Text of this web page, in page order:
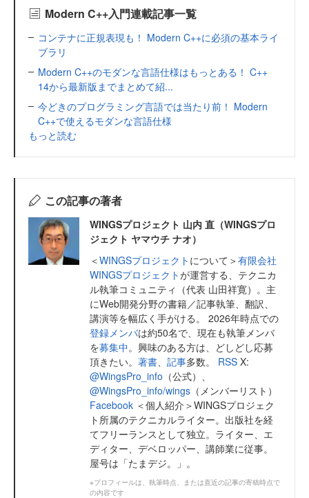
Modern C++入門連載記事一覧
コンテナに正規表現も！ Modern C++に必須の基本ライ
ブラリ
Modern C++のモダンな言語仕様はもっとある！ C++
14から最新版までまとめて紹...
今どきのプログラミング言語では当たり前！ Modern
C++で使えるモダンな言語仕様
もっと読む
この記事の著者
WINGSプロジェクト 山内 直（WINGSプロ
ジェクト ヤマウチ ナオ）
＜WINGSプロジェクト について＞有限会社
WINGSプロジェクトが運営する、テクニカ
ル執筆コミュニティ（代表 山田祥寛）。主
にWeb開発分野の書籍／記事執筆、翻訳、
講演等を幅広く手がける。 2026年時点での
登録メンバは約50名で、現在も執筆メンバ
を募集中。興味のある方は、どしどし応募
頂きたい。 著書 記事多数。 RSS X:
@WingsPro_info （公式）、
@WingsPro_info/wings （メンバーリスト）
Facebook ＜個人紹介＞WINGSプロジェク
ト所属のテクニカルライター。出版社を経
てフリーランスとして独立。ライター、エ
ディター、デベロッパー、講師業に従事。
屋号は「たまデジ。」。
※プロフィールは、執筆時点、または直近の記事の寄稿時点で
の内容です